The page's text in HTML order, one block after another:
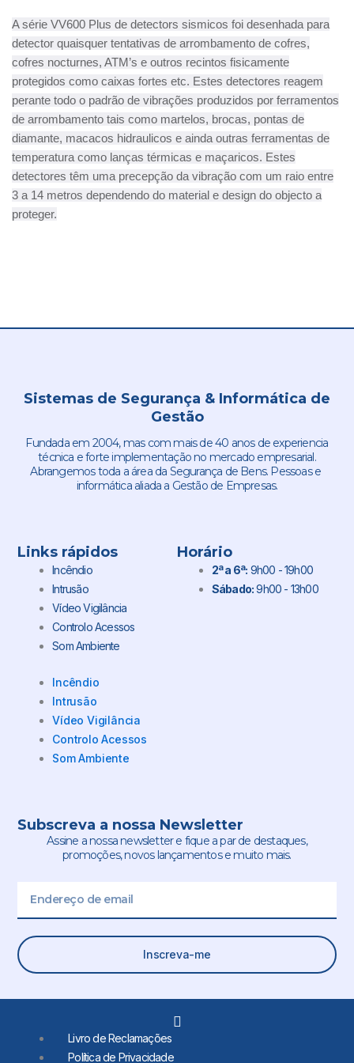
A série VV600 Plus de detectors sismicos foi desenhada para
detector quaisquer tentativas de arrombamento de cofres,
cofres nocturnes, ATM’s e outros recintos fisicamente
protegidos como caixas fortes etc. Estes detectores reagem
perante todo o padrão de vibrações produzidos por ferramentos
de arrombamento tais como martelos, brocas, pontas de
diamante, macacos hidraulicos e ainda outras ferramentas de
temperatura como lanças térmicas e maçaricos. Estes
detectores têm uma precepção da vibração com um raio entre
3 a 14 metros dependendo do material e design do objecto a
proteger.
Sistemas de Segurança & Informática de
Gestão
Fundada em 2004, mas com mais de 40 anos de experiencia
técnica e forte implementação no mercado empresarial.
Abrangemos toda a área da Segurança de Bens. Pessoas e
informática aliada a Gestão de Empresas.
Links rápidos
Incêndio
Intrusão
Vídeo Vigilância
Controlo Acessos
Som Ambiente
Incêndio
Intrusão
Vídeo Vigilância
Controlo Acessos
Som Ambiente
Horário
2ª a 6ª: 9h00 - 19h00
Sábado:9h00 - 13h00
Subscreva a nossa Newsletter
Assine a nossa newsletter e fique a par de destaques,
promoções, novos lançamentos e muito mais.
Inscreva-me
Livro de Reclamações
Política de Privacidade
L